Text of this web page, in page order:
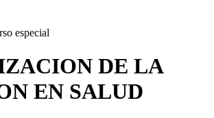
especial
DE LA
EN SALUD